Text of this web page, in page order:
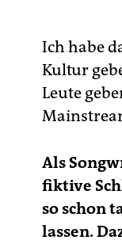
Ich habe
Kultur
Leute
Als
fiktive
so schon
lassen.